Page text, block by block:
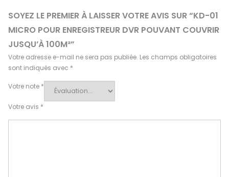
SOYEZ LE PREMIER À LAISSER VOTRE AVIS SUR “KD-01
MICRO POUR ENREGISTREUR DVR POUVANT COUVRIR
JUSQU’À 100M²”
Votre adresse e-mail ne sera pas publiée. Les champs obligatoires
sont indiqués avec *
Votre note *
Votre avis *